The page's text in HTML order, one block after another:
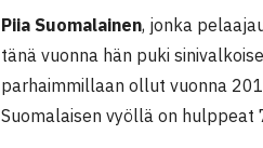
Piia Suomalainen, jonka
tänä vuonna hän puki
parhaimmillaan ollut vuonna
Suomalaisen vyöllä on hulppeat